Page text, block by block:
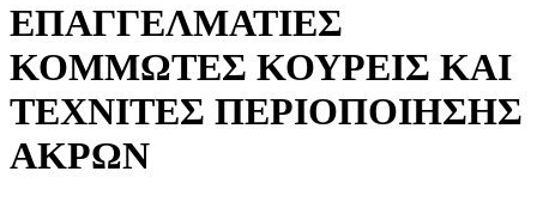
ΕΠΑΓΓΕΛΜΑΤΙΕΣ
ΚΟΜΜΩΤΕΣ ΚΟΥΡΕΙΣ ΚΑΙ
ΤΕΧΝΙΤΕΣ ΠΕΡΙΟΠΟΙΗΣΗΣ
ΑΚΡΩΝ